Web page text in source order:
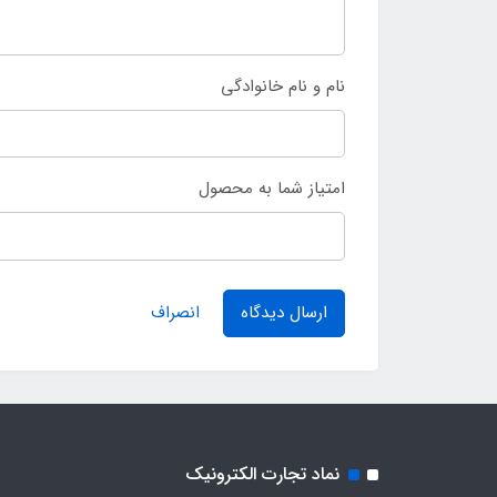
نام و نام خانوادگی
امتیاز شما به محصول
ارسال دیدگاه انصراف
نماد تجارت الکترونیک